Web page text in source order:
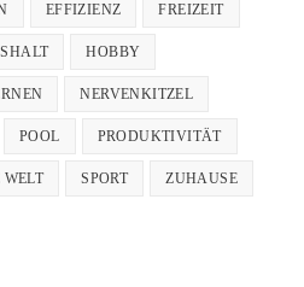
EFFIZIENZ FREIZEIT
HOBBY
NERVENKITZEL
POOL PRODUKTIVITÄT
SPORT ZUHAUSE